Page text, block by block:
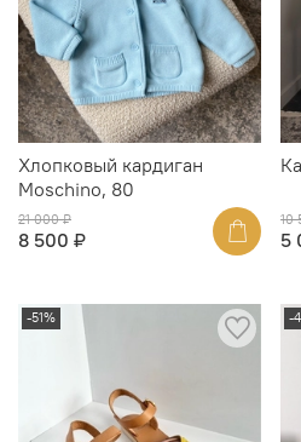
Хлопковый кардиган
Moschino, 80
21 000 ₽
8 500 ₽
10
5
-51% -